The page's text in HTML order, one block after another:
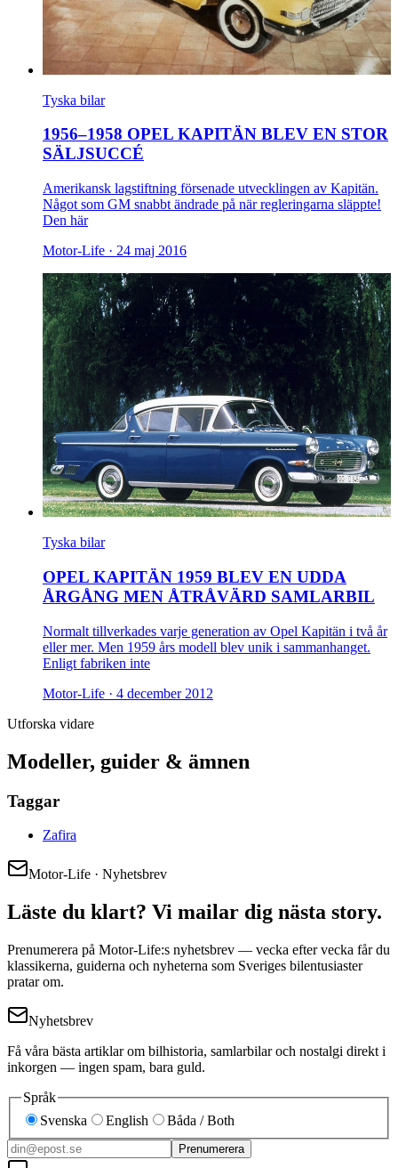
Tyska bilar
1956–1958 OPEL KAPITÄN BLEV EN STOR
SÄLJSUCCÉ
Amerikansk lagstiftning försenade utvecklingen av Kapitän.
Något som GM snabbt ändrade på när regleringarna släppte!
Den här
Motor-Life · 24 maj 2016
Tyska bilar
OPEL KAPITÄN 1959 BLEV EN UDDA
ÅRGÅNG MEN ÅTRÅVÄRD SAMLARBIL
Normalt tillverkades varje generation av Opel Kapitän i två år
eller mer. Men 1959 års modell blev unik i sammanhanget.
Enligt fabriken inte
Motor-Life · 4 december 2012
Utforska vidare
Modeller, guider & ämnen
Taggar
Zafira
Motor-Life · Nyhetsbrev
Läste du klart? Vi mailar dig nästa story.
Prenumerera på Motor-Life:s nyhetsbrev — vecka efter vecka får du
klassikerna, guiderna och nyheterna som Sveriges bilentusiaster
pratar om.
Nyhetsbrev
Få våra bästa artiklar om bilhistoria, samlarbilar och nostalgi direkt i
inkorgen — ingen spam, bara guld.
Språk
Svenska
English Båda / Both
Prenumerera